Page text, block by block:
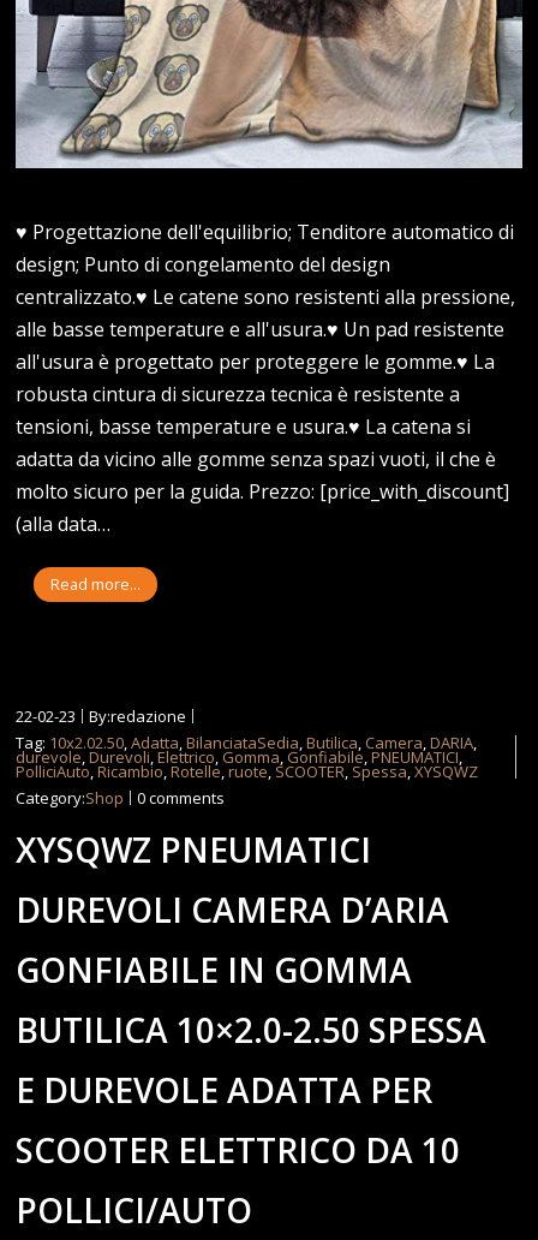
♥ Progettazione dell'equilibrio; Tenditore automatico di
design; Punto di congelamento del design
centralizzato.♥ Le catene sono resistenti alla pressione,
alle basse temperature e all'usura.♥ Un pad resistente
all'usura è progettato per proteggere le gomme.♥ La
robusta cintura di sicurezza tecnica è resistente a
tensioni, basse temperature e usura.♥ La catena si
adatta da vicino alle gomme senza spazi vuoti, il che è
molto sicuro per la guida. Prezzo: [price_with_discount]
(alla data…
Read more...
22-02-23
By:redazione
Tag: 10x2.02.50 ,Adatta ,BilanciataSedia ,Butilica Camera ,DARIA
durevole ,Durevoli ,Elettrico Gomma Gonfiabile ,PNEUMATICI
PolliciAuto ,Ricambio ,Rotelle ,ruote SCOOTER Spessa ,XYSQWZ
Category:Shop 0 comments
XYSQWZ PNEUMATICI
DUREVOLI CAMERA D’ARIA
GONFIABILE IN GOMMA
BUTILICA 10×2.0-2.50 SPESSA
E DUREVOLE ADATTA PER
SCOOTER ELETTRICO DA 10
POLLICI/AUTO